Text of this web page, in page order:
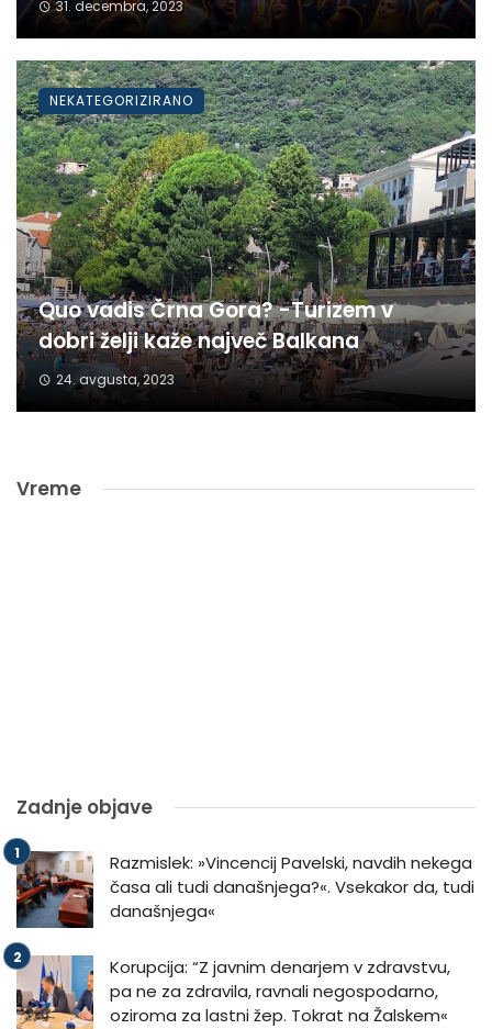
31. decembra, 2023
Quo vadis Črna Gora? -Turizem v
dobri želji kaže največ Balkana
24. avgusta, 2023
NEKATEGORIZIRANO
Vreme
Zadnje objave
Razmislek: »Vincencij Pavelski, navdih nekega
časa ali tudi današnjega?«. Vsekakor da, tudi
današnjega«
Korupcija: “Z javnim denarjem v zdravstvu,
pa ne za zdravila, ravnali negospodarno,
oziroma za lastni žep. Tokrat na Žalskem«